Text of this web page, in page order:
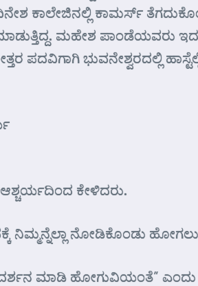
ಕಾಲೇಜಿನಲ್ಲಿ ಕಾಮರ್ಸ್‌
ಮಹೇಶ ಪಾಂಡೆಯವರು
ಪದವಿಗಾಗಿ ಭುವನೇಶ್ವರದಲ್ಲಿ
ಆಶ್ಚರ್ಯದಿಂದ ಕೇಳಿದರು.
ನಿಮ್ಮನ್ನೆಲ್ಲಾ ನೋಡಿಕೊಂಡು
ಮಾಡಿ ಹೋಗುವಿಯಂತೆ” ಎಂದು